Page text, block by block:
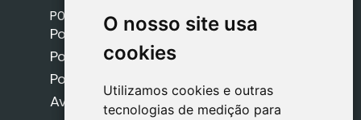
O nosso site usa
cookies
Utilizamos cookies e outras
tecnologias de medição para
O nosso site usa
cookies
Utilizamos cookies e outras
tecnologias de medição para
POLÍTICAS
Política de Envios
Política de Cookies
Política de Privacidade
Aviso Legal